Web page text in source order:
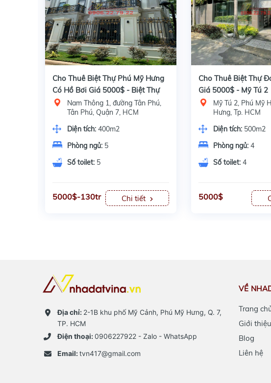
Cho Thuê Biệt Thự Phú Mỹ Hưng
Có Hồ Bơi Giá 5000$ - Biệt Thự
Đơn Lâp - Nhà Đẹp
Nam Thông 1, đường Tân Phú,
Tân Phú, Quận 7, HCM
Diện tích: 400m2
Phòng ngủ: 5
Số toilet: 5
5000$-130tr Chi tiết
Cho Thuê Biệt Thự
Giá 5000$ - Mỹ Tú 2
Mỹ Tú 2, Phú Mỹ
Hưng, Tp. HCM
Diện tích: 500m2
Phòng ngủ: 4
Số toilet: 4
5000$
Địa chỉ: 2-1B khu phố Mỹ Cảnh, Phú Mỹ Hưng, Q. 7,
TP. HCM
Điện thoại:0906227922 - Zalo - WhatsApp
Email:tvn417@gmail.com
VỀ
Trang
Giới thiệu
Blog
Liên hệ